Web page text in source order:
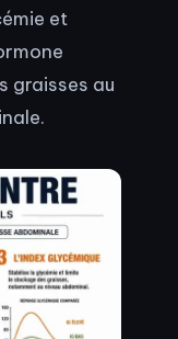
et
graisses au